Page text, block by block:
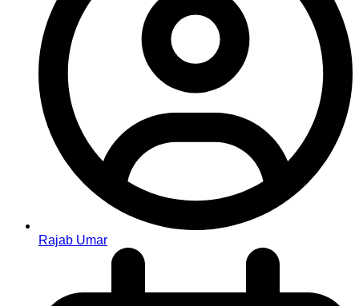
Rajab Umar